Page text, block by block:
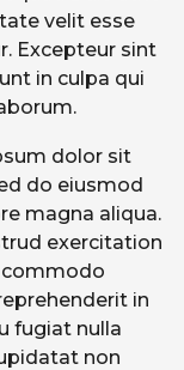
velit esse
Excepteur sint
in culpa qui
dolor sit
do eiusmod
magna aliqua.
exercitation
commodo
in
fugiat nulla
non